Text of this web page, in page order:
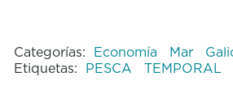
Categorías: Economía Mar
Etiquetas: PESCA TEMPORAL